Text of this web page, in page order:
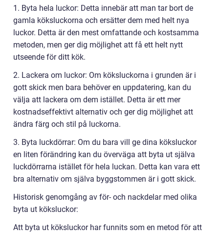
1. Byta hela luckor: Detta innebär att man tar bort de
gamla köksluckorna och ersätter dem med helt nya
luckor. Detta är den mest omfattande och kostsamma
metoden, men ger dig möjlighet att få ett helt nytt
utseende för ditt kök.
2. Lackera om luckor: Om köksluckorna i grunden är i
gott skick men bara behöver en uppdatering, kan du
välja att lackera om dem istället. Detta är ett mer
kostnadseffektivt alternativ och ger dig möjlighet att
ändra färg och stil på luckorna.
3. Byta luckdörrar: Om du bara vill ge dina köksluckor
en liten förändring kan du överväga att byta ut själva
luckdörrarna istället för hela luckan. Detta kan vara ett
bra alternativ om själva byggstommen är i gott skick.
Historisk genomgång av för- och nackdelar med olika
byta ut köksluckor:
Att byta ut köksluckor har funnits som en metod för att